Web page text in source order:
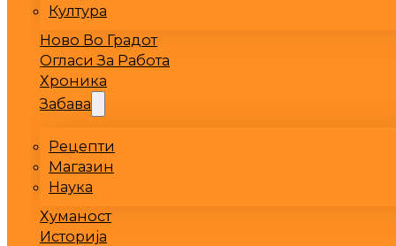
Култура
Ново Во Градот
Огласи За Работа
Хроника
Забава
Рецепти
Магазин
Наука
Хуманост
Историја